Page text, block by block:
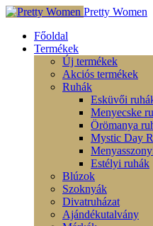
Pretty Women
Főoldal
Termékek
Új termékek
Akciós termékek
Ruhák
Esküvői
Menyecske
Örömanya
Mystic Day
Estélyi ruhák
Blúzok
Szoknyák
Divatruházat
Ajándékutalvány